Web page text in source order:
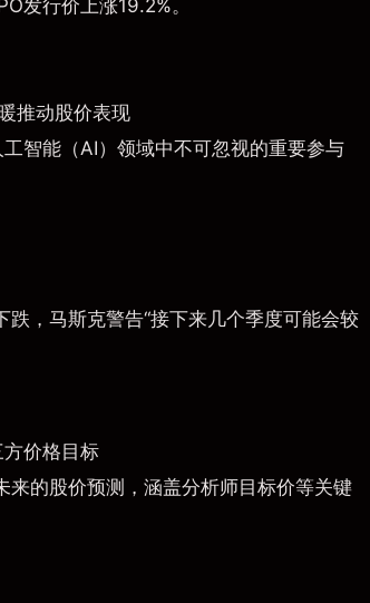
发行价上涨19.2%。
推动股价表现
智能（AI）领域中不可忽视的重要参与
，马斯克警告“接下来几个季度可能会较
价格目标
的股价预测，涵盖分析师目标价等关键